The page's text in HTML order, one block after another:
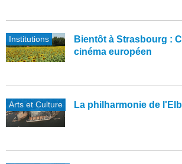
Institutions
Bientôt à Strasbourg :
cinéma européen
Arts et Culture La philharmonie de